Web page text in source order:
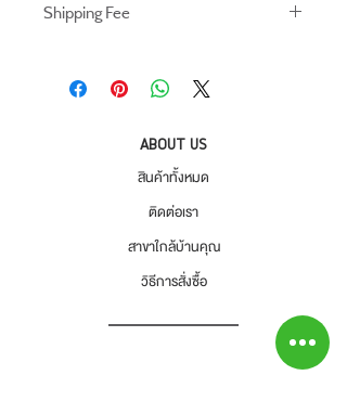
- สินค้าสามารถคืนได้ภายใน 7 วัน หลังจากรับ
- สินค้าต้องอยู่ในสภาพที่สมบูรณ์ พร้อมกล่อง
- ค่าขนส่งจะไม่สามารถคืนเงินได้
- สินค้าโปรโมชั่นไม่สามารถคืนได้
- กรุณาส่งสินค้ากลับที่
2 บางบอน 4 ซอย 8 เขตบางบอน
แขวงบางบอน จังหวัดกรุงเทพๆ 10150
Tel : 02-892-4482 Fax : 02-892-4477
Shipping Fee
ค่าจัดส่ง
ABOUT US
สินค้าทั้งหมด
ติดต่อเรา
สาขาใกล้บ้านคุณ
วิธีการสั่งซื้อ